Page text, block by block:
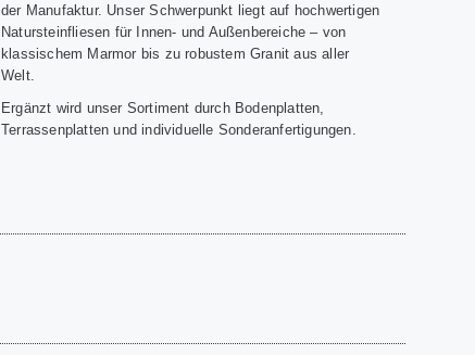
der Manufaktur. Unser Schwerpunkt liegt auf hochwertigen
Natursteinfliesen für Innen- und Außenbereiche – von
klassischem Marmor bis zu robustem Granit aus aller
Welt.
Ergänzt wird unser Sortiment durch Bodenplatten,
Terrassenplatten und individuelle Sonderanfertigungen.